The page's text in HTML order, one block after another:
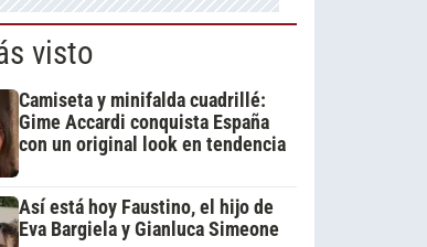
visto
Camiseta y minifalda cuadrillé:
Gime Accardi conquista España
con un original look en tendencia
Así está hoy Faustino, el hijo de
Eva Bargiela y Gianluca Simeone